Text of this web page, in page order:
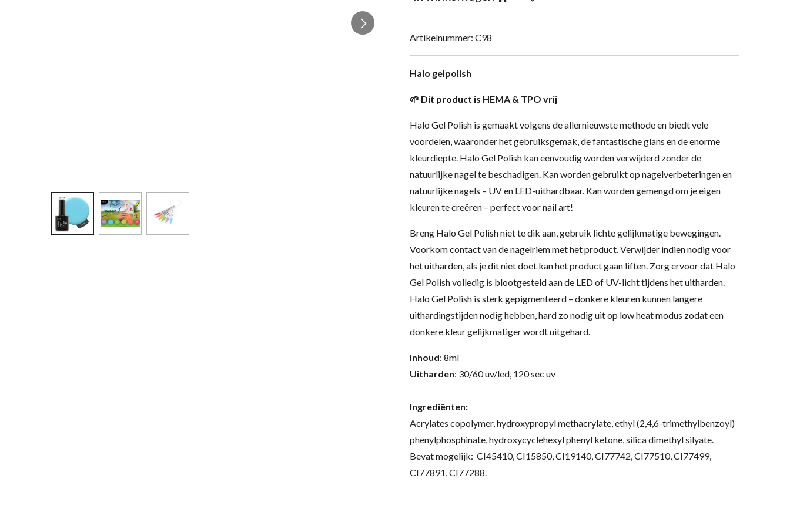
Artikelnummer: C98
Halo gelpolish
🌱 Dit product is HEMA & TPO vrij
Halo Gel Polish is gemaakt volgens de allernieuwste methode en biedt vele
voordelen, waaronder het gebruiksgemak, de fantastische glans en de enorme
kleurdiepte. Halo Gel Polish kan eenvoudig worden verwijderd zonder de
natuurlijke nagel te beschadigen. Kan worden gebruikt op nagelverbeteringen en
natuurlijke nagels – UV en LED-uithardbaar. Kan worden gemengd om je eigen
kleuren te creëren – perfect voor nail art!
Breng Halo Gel Polish niet te dik aan, gebruik lichte gelijkmatige bewegingen.
Voorkom contact van de nagelriem met het product. Verwijder indien nodig voor
het uitharden, als je dit niet doet kan het product gaan liften. Zorg ervoor dat Halo
Gel Polish volledig is blootgesteld aan de LED of UV-licht tijdens het uitharden.
Halo Gel Polish is sterk gepigmenteerd – donkere kleuren kunnen langere
uithardingstijden nodig hebben, hard zo nodig uit op low heat modus zodat een
donkere kleur gelijkmatiger wordt uitgehard.
Inhoud: 8ml
Uitharden: 30/60 uv/led, 120 sec uv
Ingrediënten:
Acrylates copolymer, hydroxypropyl methacrylate, ethyl (2,4,6-trimethylbenzoyl)
phenylphosphinate, hydroxycyclehexyl phenyl ketone, silica dimethyl silyate.
Bevat mogelijk: CI45410, CI15850, CI19140, CI77742, CI77510, CI77499,
CI77891, CI77288.